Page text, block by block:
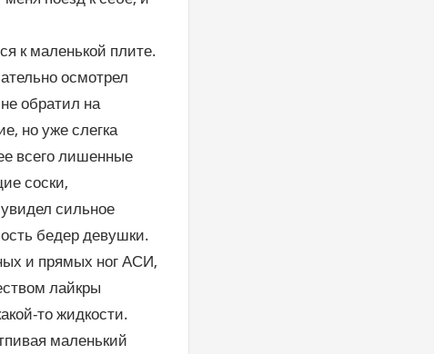
к маленькой плите.
осмотрел
обратил на
но уже слегка
всего лишенные
соски,
сильное
бедер девушки.
и прямых ног АСИ,
лайкры
то жидкости.
маленький